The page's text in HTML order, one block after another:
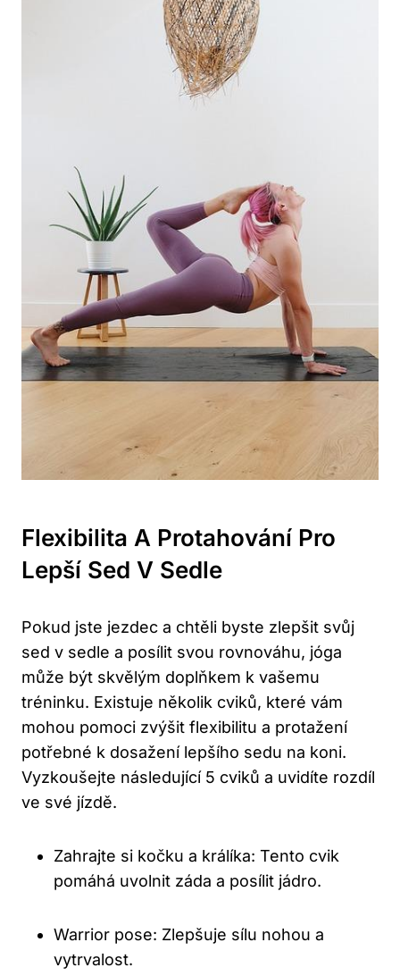
Flexibilita A Protahování Pro
Lepší Sed V Sedle
Pokud jste jezdec a chtěli byste zlepšit svůj
sed v sedle a posílit svou rovnováhu, jóga
může být skvělým doplňkem k vašemu
tréninku. Existuje několik cviků, které vám
mohou pomoci zvýšit flexibilitu a protažení
potřebné k dosažení lepšího sedu na koni.
Vyzkoušejte následující 5 cviků a uvidíte rozdíl
ve své jízdě.
Zahrajte si kočku a králíka: Tento cvik
pomáhá uvolnit záda a posílit jádro.
Warrior pose: Zlepšuje sílu nohou a
vytrvalost.